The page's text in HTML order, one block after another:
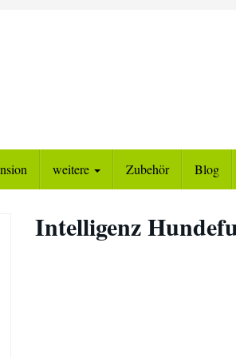
weitere Zubehör Blog
Intelligenz